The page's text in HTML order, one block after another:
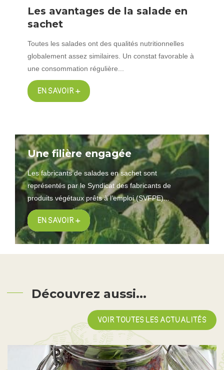
Les avantages de la salade en
sachet
Toutes les salades ont des qualités nutritionnelles
globalement assez similaires. Un constat favorable à
une consommation régulière...
EN SAVOIR +
Une filière engagée
Les fabricants de salades en sachet sont
représentés par le Syndicat des fabricants de
produits végétaux prêts à l’emploi (SVFPE)...
EN SAVOIR +
Découvrez aussi...
VOIR TOUTES LES ACTUALITÉS